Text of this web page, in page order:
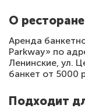
О ресторане
Аренда
Parkway» по
Ленинские, ул.
банкет от 5000
Подходит